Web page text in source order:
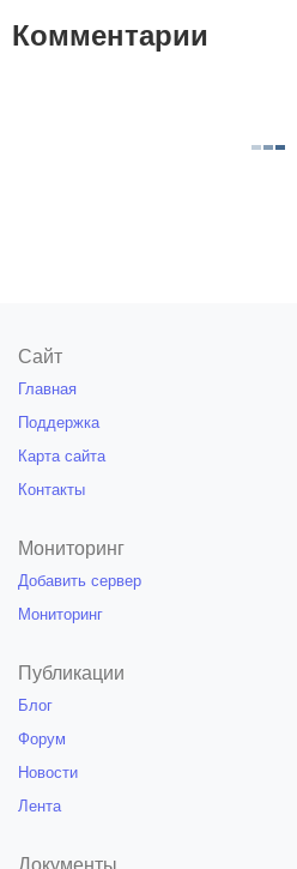
Комментарии
Сайт
Главная
Поддержка
Карта сайта
Контакты
Мониторинг
Добавить сервер
Мониторинг
Публикации
Блог
Форум
Новости
Лента
Документы